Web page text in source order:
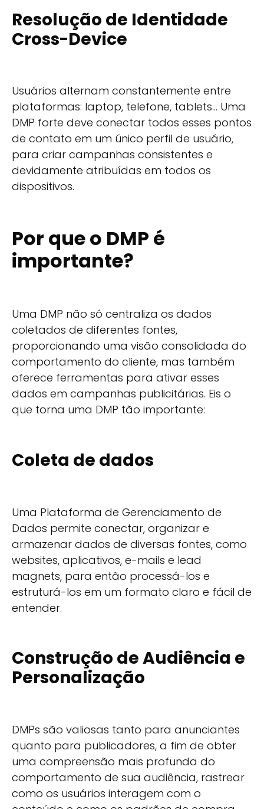
Resolução de Identidade
Cross-Device
Usuários alternam constantemente entre
plataformas: laptop, telefone, tablets… Uma
DMP forte deve conectar todos esses pontos
de contato em um único perfil de usuário,
para criar campanhas consistentes e
devidamente atribuídas em todos os
dispositivos.
Por que o DMP é
importante?
Uma DMP não só centraliza os dados
coletados de diferentes fontes,
proporcionando uma visão consolidada do
comportamento do cliente, mas também
oferece ferramentas para ativar esses
dados em campanhas publicitárias. Eis o
que torna uma DMP tão importante:
Coleta de dados
Uma Plataforma de Gerenciamento de
Dados permite conectar, organizar e
armazenar dados de diversas fontes, como
websites, aplicativos, e-mails e lead
magnets, para então processá-los e
estruturá-los em um formato claro e fácil de
entender.
Construção de Audiência e
Personalização
DMPs são valiosas tanto para anunciantes
quanto para publicadores, a fim de obter
uma compreensão mais profunda do
comportamento de sua audiência, rastrear
como os usuários interagem com o